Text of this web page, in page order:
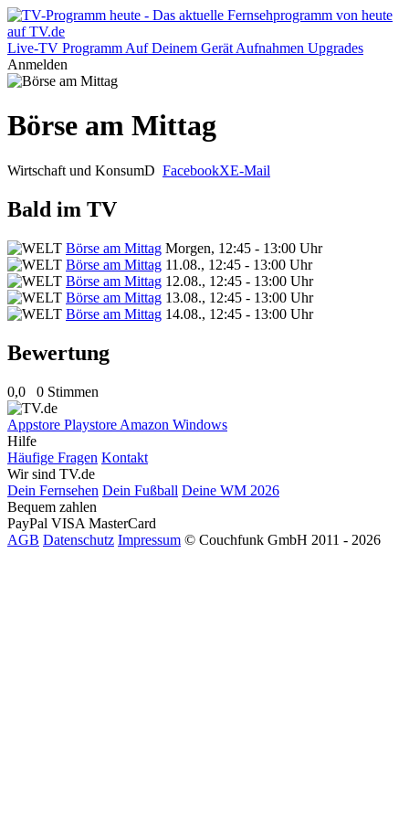
Live-TV Programm Auf Deinem Gerät Aufnahmen Upgrades
Anmelden
Börse am Mittag
Wirtschaft und KonsumD FacebookXE-Mail
Bald im TV
Börse am Mittag Morgen, 12:45 - 13:00 Uhr
Börse am Mittag 11.08., 12:45 - 13:00 Uhr
Börse am Mittag 12.08., 12:45 - 13:00 Uhr
Börse am Mittag 13.08., 12:45 - 13:00 Uhr
Börse am Mittag 14.08., 12:45 - 13:00 Uhr
Bewertung
0,0 0 Stimmen
Appstore Playstore Amazon Windows
Hilfe
Häufige Fragen Kontakt
Wir sind TV.de
Dein Fernsehen Dein Fußball Deine WM 2026
Bequem zahlen
PayPal VISA MasterCard
AGB Datenschutz Impressum © Couchfunk GmbH 2011 - 2026